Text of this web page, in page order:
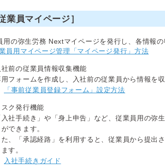
業員マイページ］
用の弥生労務 Nextマイページを発行し、各情報の
員用マイページ管理「マイページ発行」方法
社前の従業員情報収集機能
フォームを作成し、入社前の従業員から情報を
「事前従業員登録フォーム」設定方法
スク発行機能
入社手続き」や「身上申告」など、従業員用の
ができます。
た、「承認経路」を利用すると、従業員から提出
す。
入社手続きガイド